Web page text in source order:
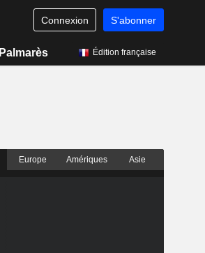
Connexion S'abonner
Palmarès Édition française
Europe Amériques Asie